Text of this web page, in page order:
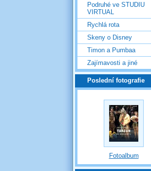
Podruhé ve STUDIU
VIRTUAL
Rychlá rota
Skeny o Disney
Timon a Pumbaa
Zajímavosti a jiné
Poslední fotografie
Fotoalbum